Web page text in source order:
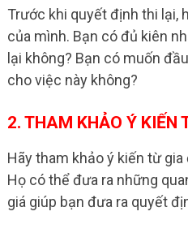
Trước khi quyết định thi lại,
của mình. Bạn có đủ kiên
lại không? Bạn có muốn
cho việc này không?
2. THAM KHẢO Ý KIẾN
Hãy tham khảo ý kiến từ gia
Họ có thể đưa ra những
giá giúp bạn đưa ra quyết